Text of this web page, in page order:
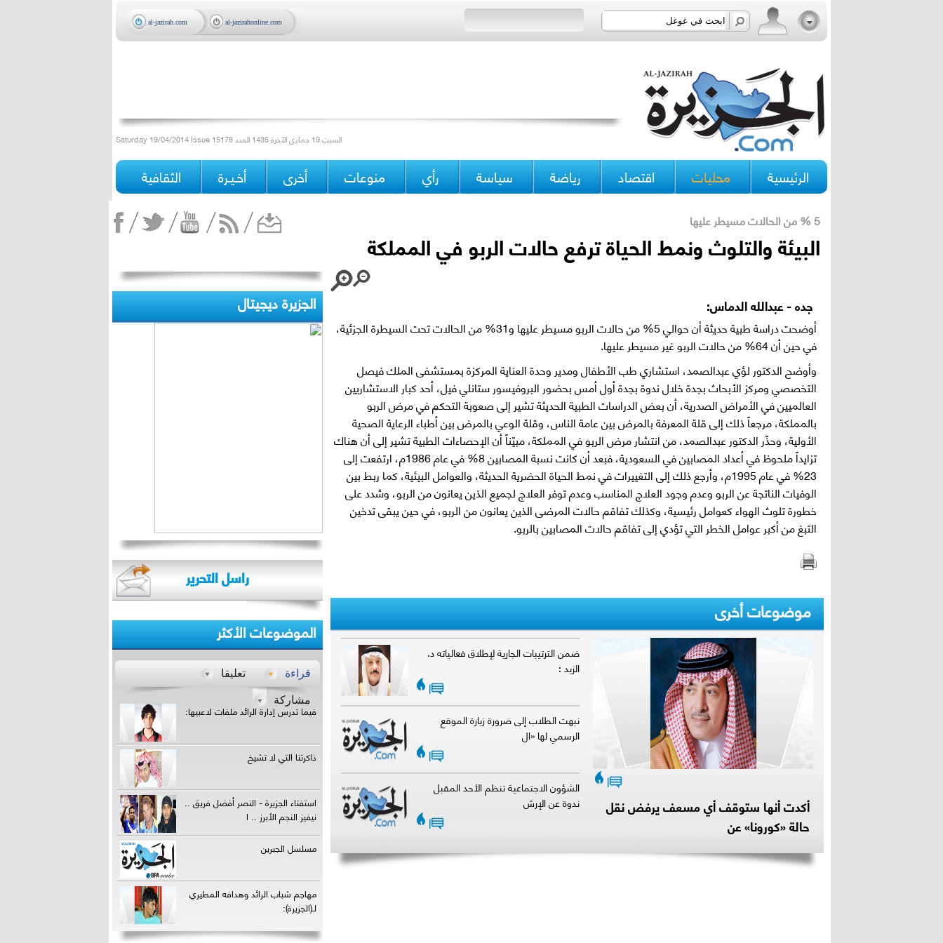
al-jazirah.com al-jazirahonline.com
Saturday 19/04/2014 Issue 15178 السبت 19 جمادى الآخرة 1435 العدد
الرئيسية محليات اقتصاد رياضة سياسة رأي منوعات أخرى أخـيـرة الثقافية
5 % من الحالات مسيطر عليها
البيئة والتلوث ونمط الحياة ترفع حالات الربو في المملكة
جده - عبدالله الدماس:
أوضحت دراسة طبية حديثة أن حوالي 5% من حالات الربو مسيطر عليها و31% من الحالات تحت السيطرة الجزئية،
في حين أن 64% من حالات الربو غير مسيطر عليها.
وأوضح الدكتور لؤي عبدالصمد، استشاري طب الأطفال ومدير وحدة العناية المركزة بمستشفى الملك فيصل
التخصصي ومركز الأبحاث بجدة خلال ندوة بجدة أول أمس بحضور البروفيسور ستانلي فيل، أحد كبار الاستشاريين
العالميين في الأمراض الصدرية، أن بعض الدراسات الطبية الحديثة تشير إلى صعوبة التحكم في مرض الربو
بالمملكة، مرجعاً ذلك إلى قلة المعرفة بالمرض بين عامة الناس، وقلة الوعي بالمرض بين أطباء الرعاية الصحية
الأولية، وحذّر الدكتور عبدالصمد، من انتشار مرض الربو في المملكة، مبيّناً أن الإحصاءات الطبية تشير إلى أن هناك
تزايداً ملحوظ في أعداد المصابين في السعودية، فبعد أن كانت نسبة المصابين 8% في عام 1986م، ارتفعت إلى
23% في عام 1995م، وأرجع ذلك إلى التغييرات في نمط الحياة الحضرية الحديثة، والعوامل البيئية، كما ربط بين
الوفيات الناتجة عن الربو وعدم وجود العلاج المناسب وعدم توفر العلاج لجميع الذين يعانون من الربو، وشدد على
خطورة تلوث الهواء كعوامل رئيسية، وكذلك تفاقم حالات المرضى الذين يعانون من الربو، في حين يبقى تدخين
التبغ من أكبر عوامل الخطر التي تؤدي إلى تفاقم حالات المصابين بالربو.
موضوعات أخرى
أكدت أنها ستوقف أي مسعف يرفض نقل
حالة «كورونا» عن
|
ضمن الترتيبات الجارية لإطلاق فعالياته د.
الزيد :
|
نبهت الطلاب إلى ضرورة زيارة الموقع
الرسمي لها «ال
|
الشؤون الاجتماعية تنظم الأحد المقبل
ندوة عن الإرش
|
الجزيرة ديجيتال
راسل التحرير
الموضوعات الأكثر